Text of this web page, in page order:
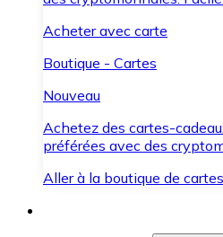
Acheter avec carte
Boutique - Cartes
Nouveau
Achetez des cartes-
préférées avec des
Aller à la boutique de